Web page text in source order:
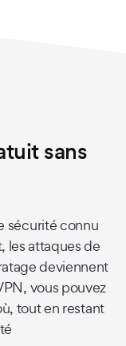
sans
sécurité connu
les attaques de
deviennent
vous pouvez
tout en restant